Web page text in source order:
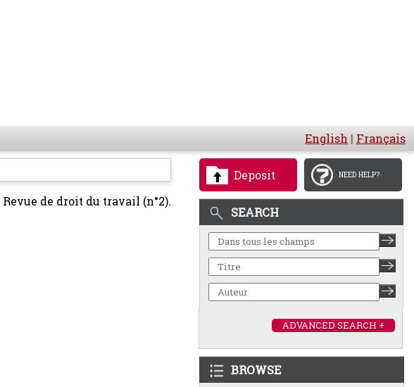
English | Français
Deposit NEED HELP?
SEARCH
ADVANCED SEARCH +
BROWSE
Revue de droit du travail (n°2).